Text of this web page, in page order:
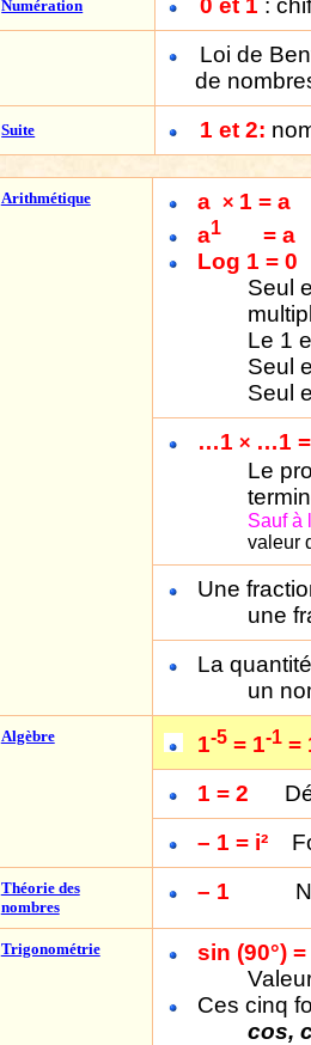
Numération 0 et 1 :
Loi de
de
Suite 1 et 2:
Arithmétique a × 1 = a
a1 = a
Log 1 = 0
Seul
Le 1
Seul
Seul
…1× …1
Le
Sauf à
valeur
Une
une
La
un
Algèbre 1-5 = 1-1 =
1 = 2
– 1 = i²
Théorie des
nombres
– 1
Trigonométrie
sin (90°)
Ces cinq
cos,